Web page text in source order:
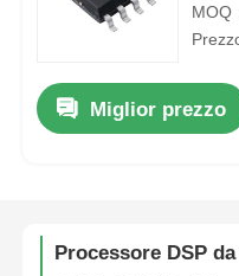
Prodotti
Video
Visita alla fabbrica
e
MOQ
Miglior prezzo